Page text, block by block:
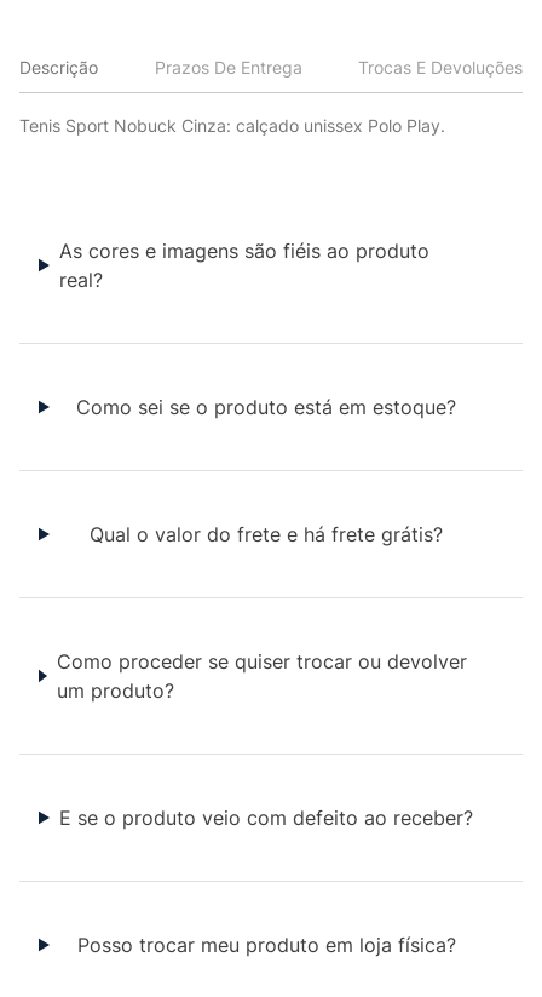
Descrição Prazos De Entrega Trocas E Devoluções
Tenis Sport Nobuck Cinza: calçado unissex Polo Play.
As cores e imagens são fiéis ao produto
real?
Como sei se o produto está em estoque?
Qual o valor do frete e há frete grátis?
Como proceder se quiser trocar ou devolver
um produto?
E se o produto veio com defeito ao receber?
Posso trocar meu produto em loja física?